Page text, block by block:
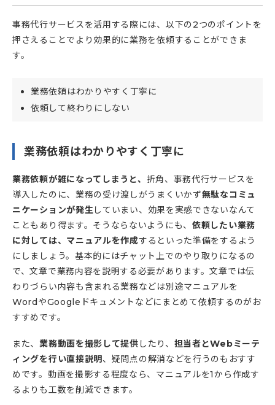
事務代行サービスを活用する際には、以下の2つのポイントを
押さえることでより効果的に業務を依頼することができま
す。
業務依頼はわかりやすく丁寧に
依頼して終わりにしない
業務依頼はわかりやすく丁寧に
業務依頼が雑になってしまうと、 折角、事務代行サービスを
導入したのに、業務の受け渡しがうまくいかず無駄なコミュ
ニケーションが発生 していまい、効果を実感できないなんて
こともあり得ます。そうならないようにも、 依頼したい業務
に対しては、マニュアルを作成するといった準備をするよう
にしましょう。基本的にはチャット上でのやり取りになるの
で、文章で業務内容を説明する必要があります。文章では伝
わりづらい内容も含まれる業務などは別途マニュアルを
WordやGoogleドキュメントなどにまとめて依頼するのがお
すすめです。
また、業務動画を撮影して提供 したり、 担当者とWebミーテ
ィングを行い直接説明 、疑問点の解消などを行うのもおすす
めです。動画を撮影する程度なら、マニュアルを1から作成す
るよりも工数を削減できます。